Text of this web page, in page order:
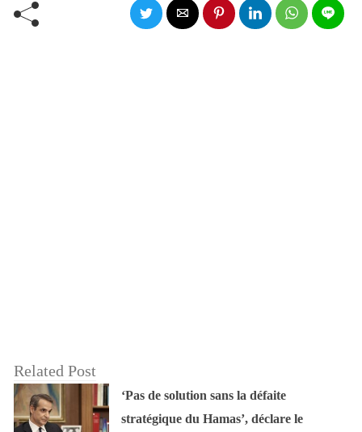
Related Post
‘Pas de solution sans la défaite
stratégique du Hamas’, déclare le